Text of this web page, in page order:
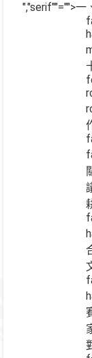
","serif""="">一